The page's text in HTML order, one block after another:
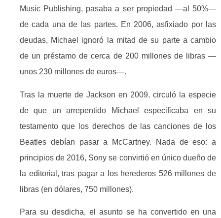
Music Publishing, pasaba a ser propiedad —al 50%—
de cada una de las partes. En 2006, asfixiado por las
deudas, Michael ignoró la mitad de su parte a cambio
de un préstamo de cerca de 200 millones de libras —
unos 230 millones de euros—.
Tras la muerte de Jackson en 2009, circuló la especie
de que un arrepentido Michael especificaba en su
testamento que los derechos de las canciones de los
Beatles debían pasar a McCartney. Nada de eso: a
principios de 2016, Sony se convirtió en único dueño de
la editorial, tras pagar a los herederos 526 millones de
libras (en dólares, 750 millones).
Para su desdicha, el asunto se ha convertido en una